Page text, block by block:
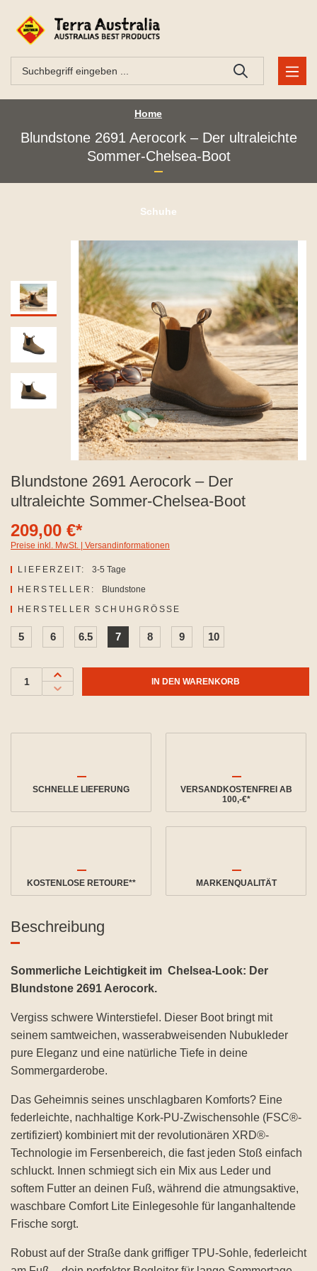
Home
Blundstone 2691 Aerocork – Der ultraleichte
Sommer-Chelsea-Boot
Schuhe
Blundstone 2691 Aerocork – Der
ultraleichte Sommer-Chelsea-Boot
209,00 €*
Preise inkl. MwSt. | Versandinformationen
LIEFERZEIT:
3-5 Tage
HERSTELLER:
Blundstone
HERSTELLER SCHUHGRÖSSE
5 6 6.5 7 8 9 10
IN DEN WARENKORB
SCHNELLE LIEFERUNG
VERSANDKOSTENFREI AB
100,-€*
KOSTENLOSE RETOURE** MARKENQUALITÄT
Beschreibung
Sommerliche Leichtigkeit im Chelsea-Look: Der
Blundstone 2691 Aerocork.
Vergiss schwere Winterstiefel. Dieser Boot bringt mit
seinem samtweichen, wasserabweisenden Nubukleder
pure Eleganz und eine natürliche Tiefe in deine
Sommergarderobe.
Das Geheimnis seines unschlagbaren Komforts? Eine
federleichte, nachhaltige Kork-PU-Zwischensohle (FSC®-
zertifiziert) kombiniert mit der revolutionären XRD®-
Technologie im Fersenbereich, die fast jeden Stoß einfach
schluckt. Innen schmiegt sich ein Mix aus Leder und
softem Futter an deinen Fuß, während die atmungsaktive,
waschbare Comfort Lite Einlegesohle für langanhaltende
Frische sorgt.
Robust auf der Straße dank griffiger TPU-Sohle, federleicht